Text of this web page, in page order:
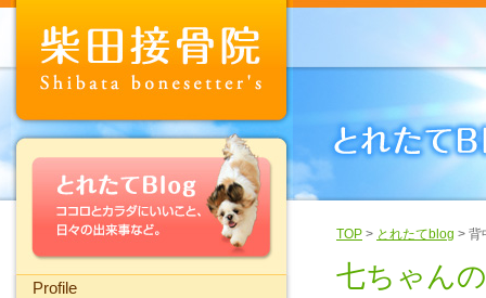
Profile
TOP > とれたてblog > 背
七ちゃん